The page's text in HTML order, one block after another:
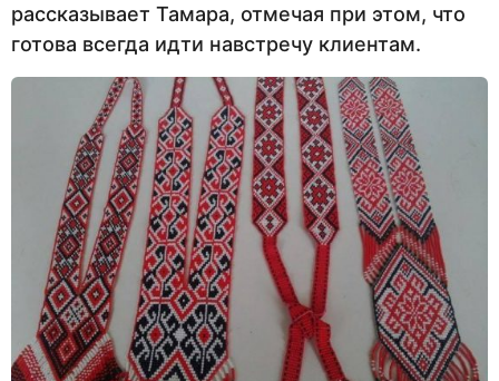
рассказывает Тамара, отмечая при этом, что
готова всегда идти навстречу клиентам.